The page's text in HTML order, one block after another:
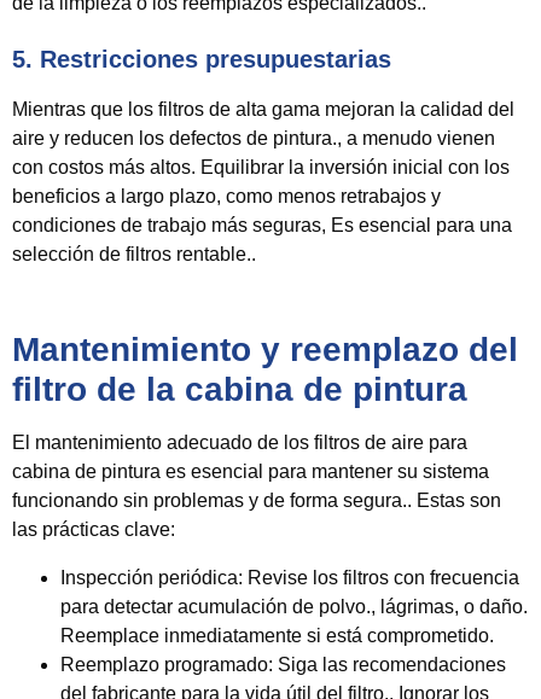
5. Restricciones presupuestarias
Mientras que los filtros de alta gama mejoran la calidad del
aire y reducen los defectos de pintura., a menudo vienen
con costos más altos. Equilibrar la inversión inicial con los
beneficios a largo plazo, como menos retrabajos y
condiciones de trabajo más seguras, Es esencial para una
selección de filtros rentable..
Mantenimiento y reemplazo del
filtro de la cabina de pintura
El mantenimiento adecuado de los filtros de aire para
cabina de pintura es esencial para mantener su sistema
funcionando sin problemas y de forma segura.. Estas son
las prácticas clave:
Inspección periódica: Revise los filtros con frecuencia
para detectar acumulación de polvo., lágrimas, o daño.
Reemplace inmediatamente si está comprometido.
Reemplazo programado: Siga las recomendaciones
del fabricante para la vida útil del filtro.. Ignorar los